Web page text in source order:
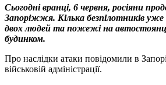
Сьогодні вранці, 6 червня, росіяни
Запоріжжя. Кілька безпілотників уже
двох людей та пожежі на
будинком.
Про наслідки атаки повідомили в
військовій адміністрації.